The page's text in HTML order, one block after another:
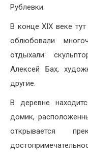
Рублевки.
В конце XIX веке
облюбовали
отдыхали:
Алексей Бах,
другие.
В деревне
домик,
открывается